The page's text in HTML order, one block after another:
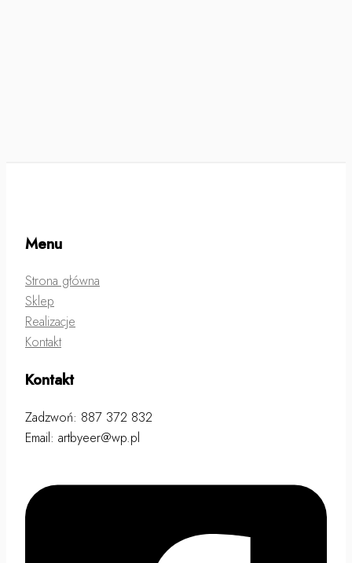
Menu
Strona główna
Sklep
Realizacje
Kontakt
Kontakt
Zadzwoń: 887 372 832
Email: artbyeer@wp.pl